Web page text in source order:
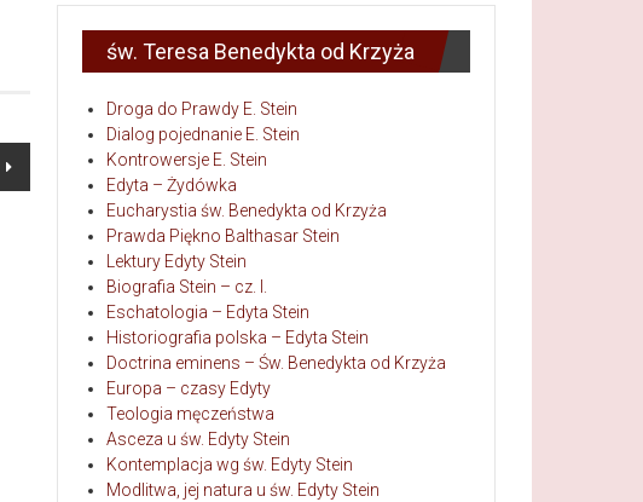
św. Teresa Benedykta od Krzyża
Droga do Prawdy E. Stein
Dialog pojednanie E. Stein
Kontrowersje E. Stein
Edyta – Żydówka
Eucharystia św. Benedykta od Krzyża
Prawda Piękno Balthasar Stein
Lektury Edyty Stein
Biografia Stein – cz. I.
Eschatologia – Edyta Stein
Historiografia polska – Edyta Stein
Doctrina eminens – Św. Benedykta od Krzyża
Europa – czasy Edyty
Teologia męczeństwa
Asceza u św. Edyty Stein
Kontemplacja wg św. Edyty Stein
Modlitwa, jej natura u św. Edyty Stein